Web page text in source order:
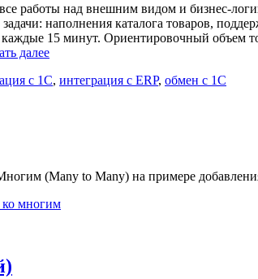
работы над внешним видом и бизнес-
наполнения каталога товаров,
15 минут. Ориентировочный объем
далее
с 1С, интеграция с ERP, обмен с 1С
(Many to Many) на примере
многим